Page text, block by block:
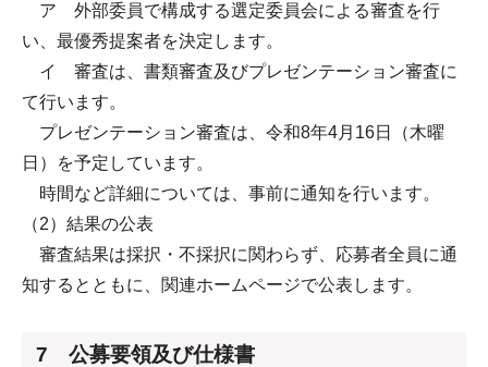
ア 外部委員で構成する選定委員会による審査を行
い、最優秀提案者を決定します。
イ 審査は、書類審査及びプレゼンテーション審査に
て行います。
プレゼンテーション審査は、令和8年4月16日（木曜
日）を予定しています。
時間など詳細については、事前に通知を行います。
（2）結果の公表
審査結果は採択・不採択に関わらず、応募者全員に通
知するとともに、関連ホームページで公表します。
7 公募要領及び仕様書